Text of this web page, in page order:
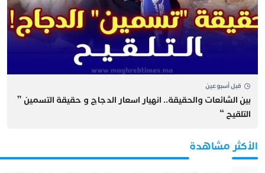
قبل أسبوعين
بين الشائعات والحقيقة.. انهيار اسعار الدجاج و حقيقة التسمين ”
التلقيح “
الأكثر مشاهدة